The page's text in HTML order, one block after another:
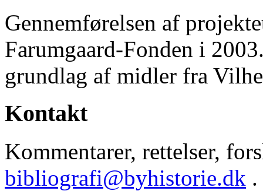
Gennemførelsen af
Farumgaard-Fonden i
grundlag af midler fra
Kontakt
Kommentarer, rettelser,
bibliografi@byhistorie.dk .